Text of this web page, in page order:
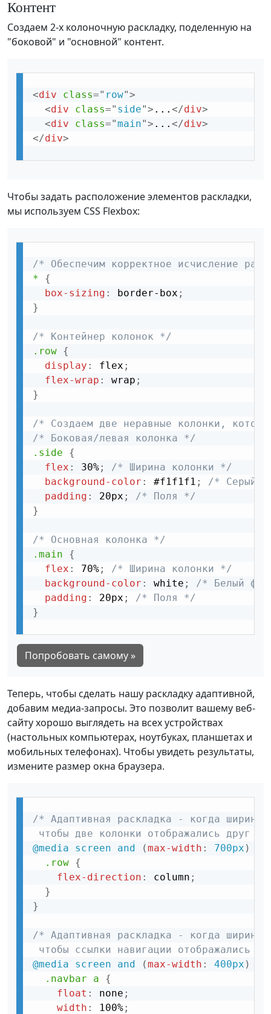
Контент
Создаем 2-х колоночную раскладку, поделенную на
"боковой" и "основной" контент.
<div class=" row">
<div class=" side"> ... </div>
<div class="main"> ... </div>
</div>
Чтобы задать расположение элементов раскладки,
мы используем CSS Flexbox:
/* Обеспечим корректное исчисление
*
{
box-sizing : border-box ;
}
/* Контейнер колонок */
.row {
display : flex ;
flex-wrap : wrap ;
}
/* Создаем две неравные колонки,
/* Боковая/левая колонка */
.side
{
flex : 30%;
/* Ширина колонки */
background-color : #f1f1f1 ;
/* Серый
padding : 20px ;
/* Поля */
}
/* Основная колонка */
.main
{
flex : 70%;
/* Ширина колонки */
background-color : white ;
/* Белый
padding : 20px ;
/* Поля */
}
Попробовать самому »
Теперь, чтобы сделать нашу раскладку адаптивной,
добавим медиа-запросы. Это позволит вашему веб-
сайту хорошо выглядеть на всех устройствах
(настольных компьютерах, ноутбуках, планшетах и
мобильных телефонах). Чтобы увидеть результаты,
измените размер окна браузера.
/* Адаптивная раскладка - когда ширина
чтобы две колонки отображались друг
@media screen and (max-width : 700px )
.row {
flex-direction : column ;
}
}
/* Адаптивная раскладка - когда ширина
чтобы ссылки навигации отображались
@media screen and (max-width : 400px )
.navbar a
{
float : none ;
width : 100%;